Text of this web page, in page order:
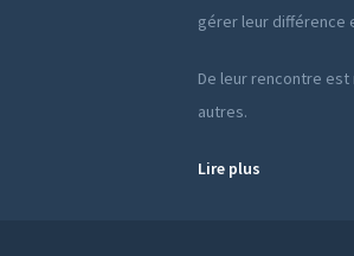
gérer leur différence
De leur rencontre est
autres.
Lire plus